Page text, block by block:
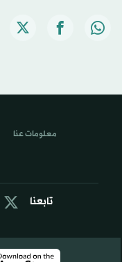
تابعنا
معلومات عنا